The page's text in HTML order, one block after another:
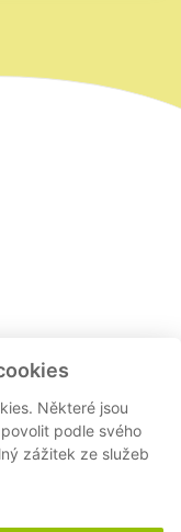
Některé jsou
podle svého
zážitek ze služeb